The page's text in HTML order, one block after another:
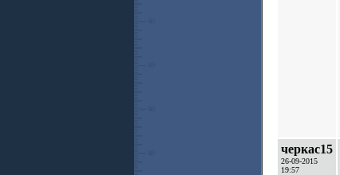
черкас15
26-09-2015
19:57